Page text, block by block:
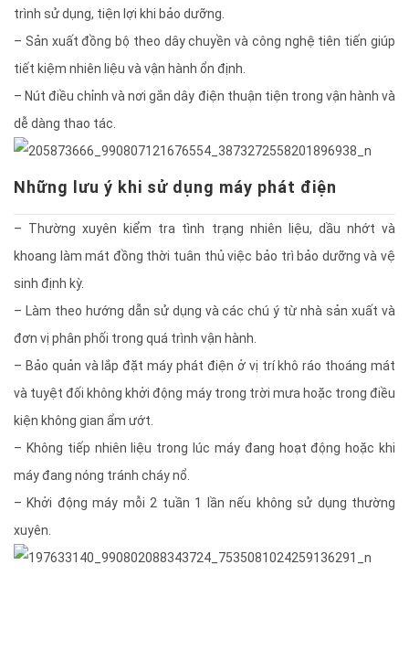
trình sử dụng, tiện lợi khi bảo dưỡng.
– Sản xuất đồng bộ theo dây chuyền và công nghệ tiên tiến giúp
tiết kiệm nhiên liệu và vận hành ổn định.
– Nút điều chỉnh và nơi gắn dây điện thuận tiện trong vận hành và
dễ dàng thao tác.
Những lưu ý khi sử dụng máy phát điện
– Thường xuyên kiểm tra tình trạng nhiên liệu, dầu nhớt và
khoang làm mát đồng thời tuân thủ việc bảo trì bảo dưỡng và vệ
sinh định kỳ.
– Làm theo hướng dẫn sử dụng và các chú ý từ nhà sản xuất và
đơn vị phân phối trong quá trình vận hành.
– Bảo quản và lắp đặt máy phát điện ở vị trí khô ráo thoáng mát
và tuyệt đối không khởi động máy trong trời mưa hoặc trong điều
kiện không gian ẩm ướt.
– Không tiếp nhiên liệu trong lúc máy đang hoạt động hoặc khi
máy đang nóng tránh cháy nổ.
– Khởi động máy mỗi 2 tuần 1 lần nếu không sử dụng thường
xuyên.